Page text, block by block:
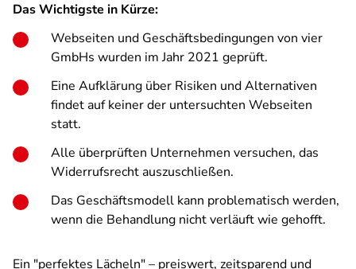
Das Wichtigste in Kürze:
Webseiten und Geschäftsbedingungen von vier
GmbHs wurden im Jahr 2021 geprüft.
Eine Aufklärung über Risiken und Alternativen
findet auf keiner der untersuchten Webseiten
statt.
Alle überprüften Unternehmen versuchen, das
Widerrufsrecht auszuschließen.
Das Geschäftsmodell kann problematisch werden,
wenn die Behandlung nicht verläuft wie gehofft.
Ein "perfektes Lächeln" – preiswert, zeitsparend und